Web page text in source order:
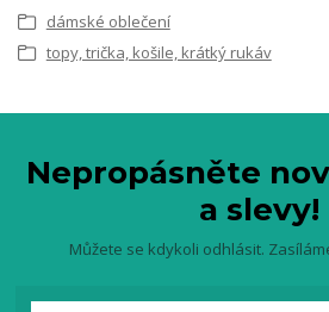
dámské oblečení
topy, trička, košile, krátký rukáv
Nepropásněte
a slevy!
Můžete se kdykoli odhlásit.